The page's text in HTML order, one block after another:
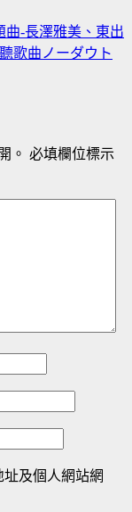
曲-長澤雅美、東出
歌曲ノーダウト
。 必填欄位標示
及個人網站網